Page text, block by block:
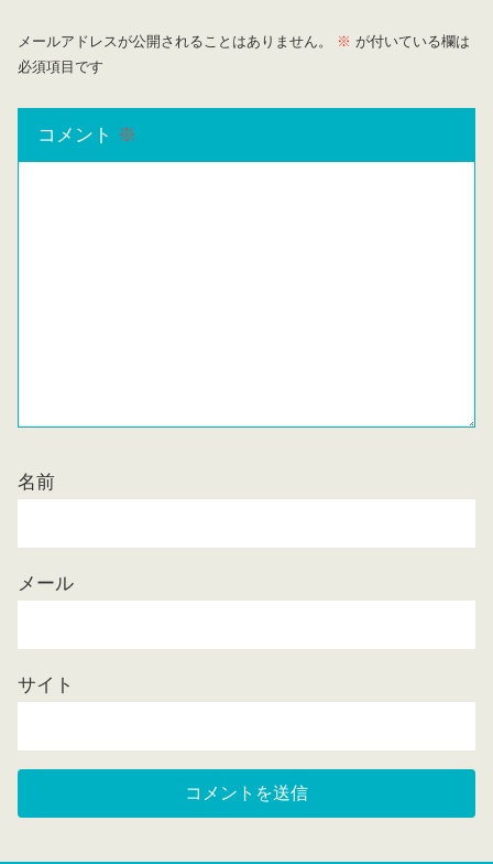
メールアドレスが公開されることはありません。 ※ が付いている欄は
必須項目です
コメント ※
名前
メール
サイト